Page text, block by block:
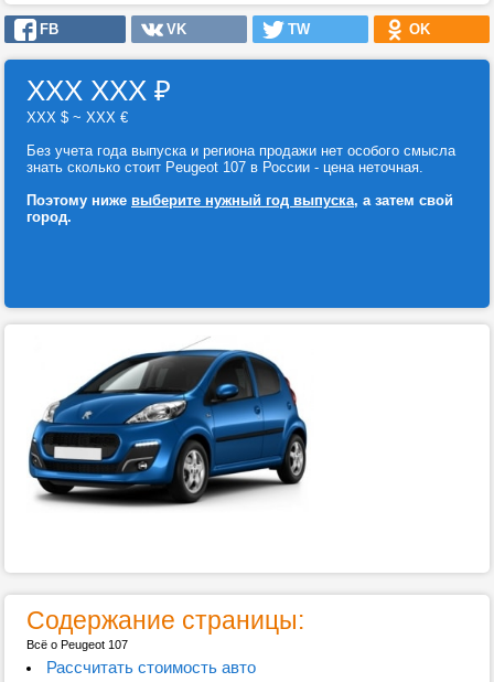
FB VK TW OK
ХХХ ХХХ ₽
ХХХ $ ~ ХХХ €
Без учета года выпуска и региона продажи нет особого смысла
знать сколько стоит Peugeot 107 в России - цена неточная.
Поэтому ниже выберите нужный год выпуска, а затем свой
город.
Содержание страницы:
Всё о Peugeot 107
Рассчитать стоимость авто